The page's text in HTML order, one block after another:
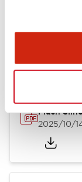
型錄和宣傳手冊
Flush
2025/10/